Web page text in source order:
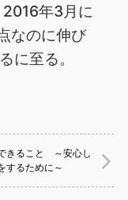
年3月に
なのに伸び
に至る。
きること ～安心し
するために～